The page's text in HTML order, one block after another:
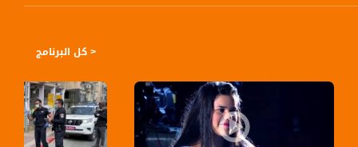
< كل البرنامج